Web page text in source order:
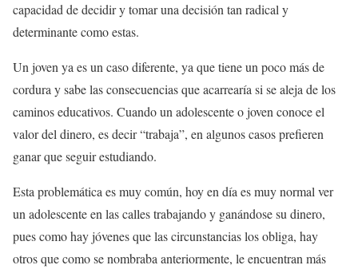
capacidad de decidir y tomar una decisión tan radical y
determinante como estas.
Un joven ya es un caso diferente, ya que tiene un poco más de
cordura y sabe las consecuencias que acarrearía si se aleja de los
caminos educativos. Cuando un adolescente o joven conoce el
valor del dinero, es decir “trabaja”, en algunos casos prefieren
ganar que seguir estudiando.
Esta problemática es muy común, hoy en día es muy normal ver
un adolescente en las calles trabajando y ganándose su dinero,
pues como hay jóvenes que las circunstancias los obliga, hay
otros que como se nombraba anteriormente, le encuentran más